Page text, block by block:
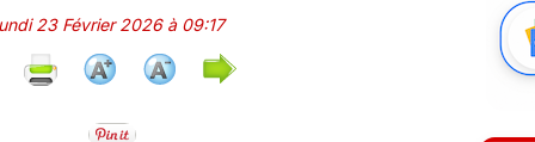
23 Février 2026 à 09:17